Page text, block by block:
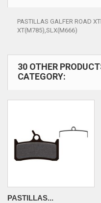
PASTILLAS GALFER ROAD
XT(M785),SLX(M666)
30 OTHER
CATEGORY:
PASTILLAS...